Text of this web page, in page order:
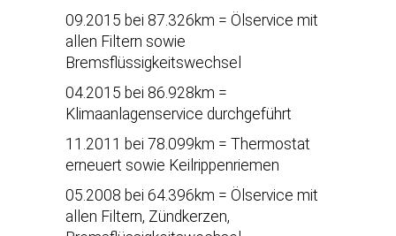
09.2015 bei 87.326km = Ölservice mit
allen Filtern sowie
Bremsflüssigkeitswechsel
04.2015 bei 86.928km =
Klimaanlagenservice durchgeführt
11.2011 bei 78.099km = Thermostat
erneuert sowie Keilrippenriemen
05.2008 bei 64.396km = Ölservice mit
allen Filtern, Zündkerzen,